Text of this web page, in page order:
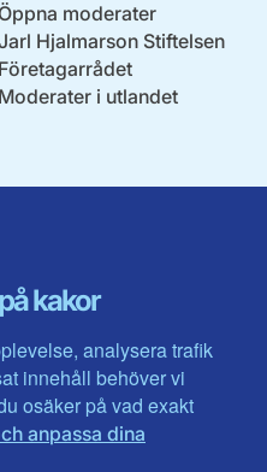
kakor
analysera trafik
innehåll behöver vi
osäker på vad exakt
anpassa dina
moderater
Hjalmarson Stiftelsen
Företagarrådet
Moderater i utlandet
Värmlands län
Västerbotten
Götaland
län
Östergötland